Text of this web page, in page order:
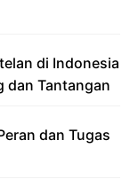
di Indonesia
dan Tantangan
dan Tugas